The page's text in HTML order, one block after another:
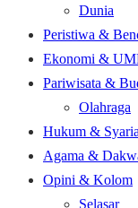
Dunia
Peristiwa &
Ekonomi &
Pariwisata &
Olahraga
Hukum &
Agama &
Opini & Kolom
Selasar